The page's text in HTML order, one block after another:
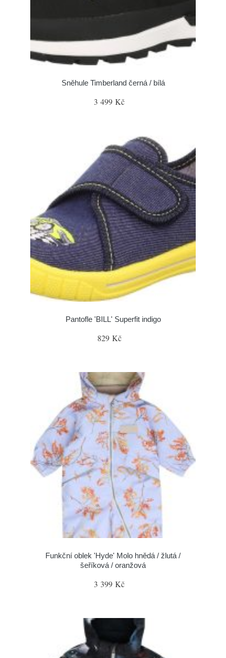
Sněhule Timberland černá / bílá
3 499 Kč
Pantofle 'BILL' Superfit indigo
829 Kč
Funkční oblek 'Hyde' Molo hnědá / žlutá /
šeříková / oranžová
3 399 Kč